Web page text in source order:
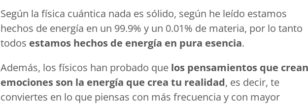
Según la física cuántica nada es sólido, según he leído estamos
hechos de energía en un 99.9% y un 0.01% de materia, por lo tanto
todos estamos hechos de energía en pura esencia.
Además, los físicos han probado que los pensamientos que crean
emociones son la energía que crea tu realidad, es decir, te
conviertes en lo que piensas con más frecuencia y con mayor